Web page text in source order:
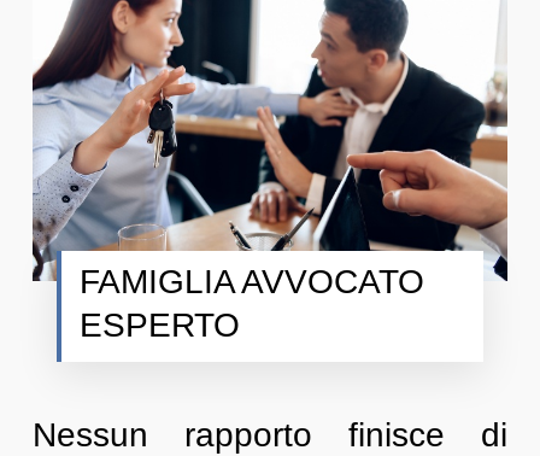
FAMIGLIA AVVOCATO
ESPERTO
Nessun rapporto finisce di